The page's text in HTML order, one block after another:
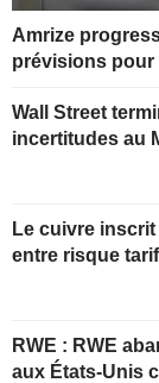
Amrize
prévisions pour
Wall Street
incertitudes au
Le cuivre
entre risque
RWE : RWE abandonne l'éolien offshore
aux États-Unis